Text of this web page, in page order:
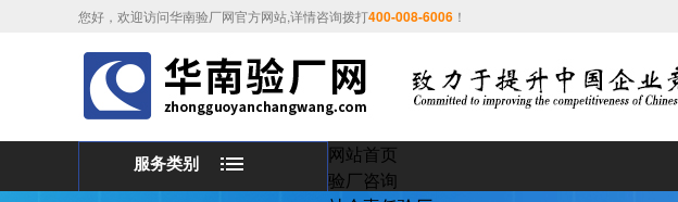
您好，欢迎访问华南验厂网官方网站,详情咨询拨打400-008-6006 ！
服务类别
网站首页
验厂咨询